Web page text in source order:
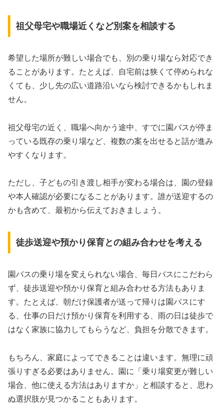
祖父母宅や職場近くなど別案を相談する
希望した場所が難しい場合でも、別の乗り場なら対応でき
ることがあります。たとえば、自宅前は狭くて停められな
くても、少し先の広い道路沿いなら検討できるかもしれま
せん。
祖父母宅の近く、職場へ向かう途中、すでに園バスが停ま
っている既存の乗り場など、複数の案を出せると話が進み
やすくなります。
ただし、子どもの引き渡し相手が変わる場合は、園の登録
や本人確認が必要になることがあります。誰が送迎するの
かも含めて、最初から伝えておきましょう。
徒歩送迎や預かり保育との組み合わせを考える
園バスの乗り場を変えられない場合、毎日バスにこだわら
ず、徒歩送迎や預かり保育と組み合わせる方法もありま
す。たとえば、朝だけ保護者が送って帰りは園バスにす
る、仕事の日だけ預かり保育を利用する、雨の日は徒歩で
はなく家族に協力してもらうなど、負担を分散できます。
もちろん、家庭によってできることは違います。無理に頑
張りすぎる必要はありません。園に「乗り場変更が難しい
場合、他に使える方法はありますか」と相談すると、思わ
ぬ選択肢が見つかることもあります。